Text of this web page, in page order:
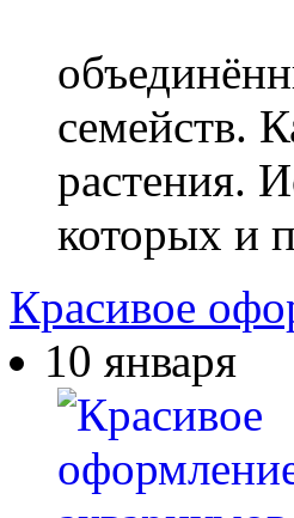
семейств.
растения.
которых и
Красивое
10 января